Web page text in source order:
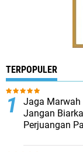
TERPOPULER
Jaga Marwah
Jangan
Perjuangan